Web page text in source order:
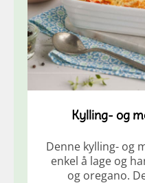
Kylling- og
Denne kylling- og
enkel å lage og
og oregano.